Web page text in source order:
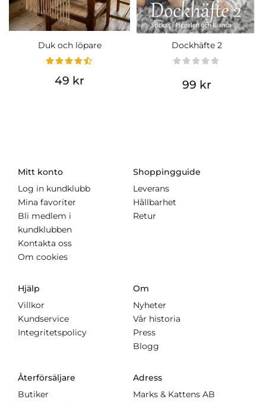
Duk och löpare
49 kr
Dockhäfte 2
99 kr
Mitt konto
Log in kundklubb
Mina favoriter
Bli medlem i
kundklubben
Kontakta oss
Om cookies
Shoppingguide
Leverans
Hållbarhet
Retur
Hjälp
Villkor
Kundservice
Integritetspolicy
Om
Nyheter
Vår historia
Press
Blogg
Återförsäljare
Butiker
Adress
Marks & Kattens AB